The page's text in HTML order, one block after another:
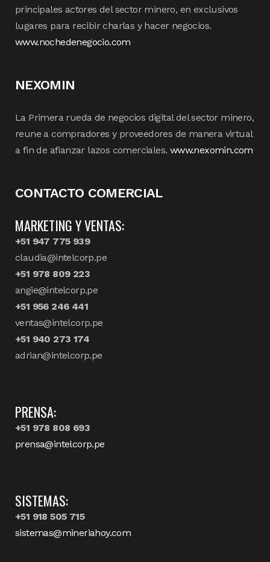
principales actores del sector minero, en exclusivos
lugares para recibir charlas y hacer negocios.
www.nochedenegocio.com
NEXOMIN
La Primera rueda de negocios digital del sector minero,
reune a compradores y proveedores de manera virtual
a fin de afianzar lazos comerciales. www.nexomin.com
CONTACTO COMERCIAL
MARKETING Y VENTAS:
+51 947 775 939
claudia@intelcorp.pe
+51 978 809 223
angie@intelcorp.pe
+51 956 246 441
ventas@intelcorp.pe
+51 940 273 174
adrian@intelcorp.pe
PRENSA:
+51 978 808 693
prensa@intelcorp.pe
SISTEMAS:
+51 918 505 715
sistemas@mineriahoy.com